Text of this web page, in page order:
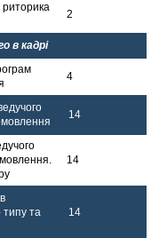
риторика
2
в кадрі
4
14
14
типу та
14